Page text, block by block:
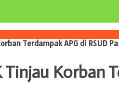
Terdampak APG di RSUD
Korban